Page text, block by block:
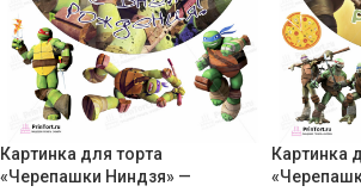
Картинка для торта
«Черепашки Ниндзя» —
Картинка